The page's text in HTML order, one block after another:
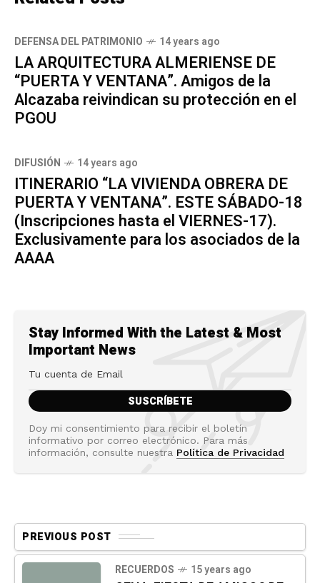
DEFENSA DEL PATRIMONIO 14 years ago
LA ARQUITECTURA ALMERIENSE DE
“PUERTA Y VENTANA”. Amigos de la
Alcazaba reivindican su protección en el
PGOU
DIFUSIÓN 14 years ago
ITINERARIO “LA VIVIENDA OBRERA DE
PUERTA Y VENTANA”. ESTE SÁBADO-18
(Inscripciones hasta el VIERNES-17).
Exclusivamente para los asociados de la
AAAA
Stay Informed With the Latest & Most
Important News
Doy mi consentimiento para recibir el boletín
informativo por correo electrónico. Para más
información, consulte nuestra Política de Privacidad
PREVIOUS POST
RECUERDOS 15 years ago